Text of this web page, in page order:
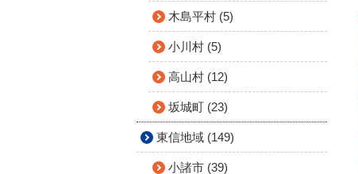
木島平村 (5)
小川村 (5)
高山村 (12)
坂城町 (23)
東信地域 (149)
小諸市 (39)